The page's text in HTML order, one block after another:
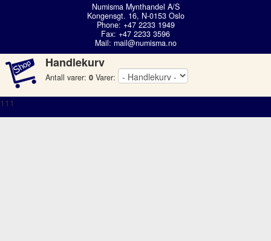
Numisma Mynthandel A/S
Kongensgt. 16, N-0153 Oslo
Phone: +47 2233 1949
Fax: +47 2233 3596
Mail: mail@numisma.no
Handlekurv
Antall varer: 0 Varer:
111